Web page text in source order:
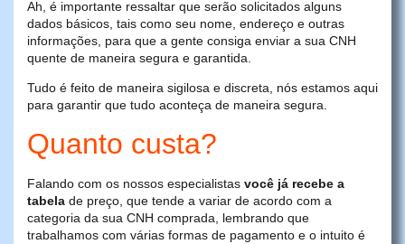
Ah, é importante ressaltar que serão solicitados alguns
dados básicos, tais como seu nome, endereço e outras
informações, para que a gente consiga enviar a sua CNH
quente de maneira segura e garantida.
Tudo é feito de maneira sigilosa e discreta, nós estamos aqui
para garantir que tudo aconteça de maneira segura.
Quanto custa?
Falando com os nossos especialistas você já recebe a
tabela de preço, que tende a variar de acordo com a
categoria da sua CNH comprada, lembrando que
trabalhamos com várias formas de pagamento e o intuito é